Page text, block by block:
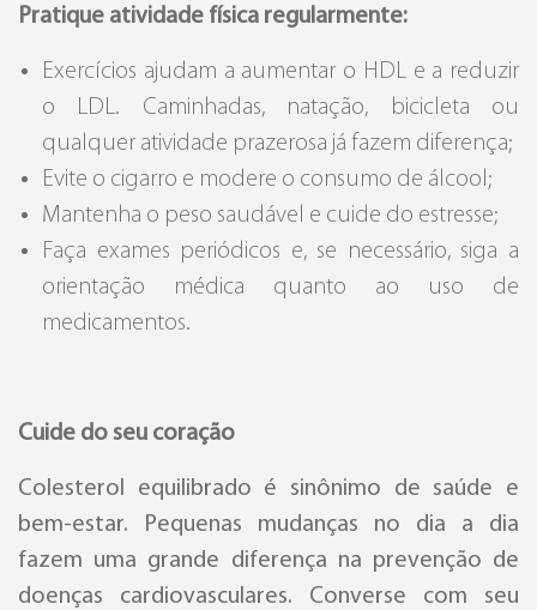
Pratique atividade física regularmente:
Exercícios ajudam a aumentar o HDL e a reduzir
o LDL. Caminhadas, natação, bicicleta ou
qualquer atividade prazerosa já fazem diferença;
Evite o cigarro e modere o consumo de álcool;
Mantenha o peso saudável e cuide do estresse;
Faça exames periódicos e, se necessário, siga a
orientação médica quanto ao uso de
medicamentos.
Cuide do seu coração
Colesterol equilibrado é sinônimo de saúde e
bem-estar. Pequenas mudanças no dia a dia
fazem uma grande diferença na prevenção de
doenças cardiovasculares. Converse com seu